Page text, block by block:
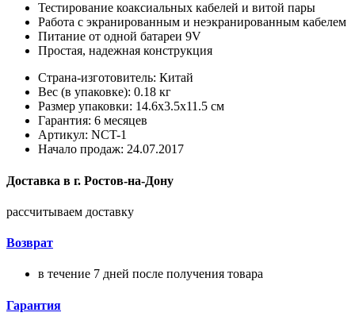
Тестирование коаксиальных кабелей и витой пары
Работа с экранированным и неэкранированным кабелем
Питание от одной батареи 9V
Простая, надежная конструкция
Страна-изготовитель: Китай
Вес (в упаковке): 0.18 кг
Размер упаковки: 14.6x3.5x11.5 см
Гарантия: 6 месяцев
Артикул: NCT-1
Начало продаж: 24.07.2017
Доставка в г. Ростов-на-Дону
рассчитываем доставку
Возврат
в течение 7 дней после получения товара
Гарантия